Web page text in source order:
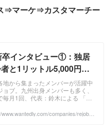
⇒マーケ⇒カスタマーチー
卒インタビュー①：独居
と1リットル5,000円の
限界集落で1年間過ご
齢者の孤独を本気で解決
"と上京した、上妻 潤己
| 新卒社員インタビュー
地から集まったメンバーが活躍中
ョブ。九州出身メンバーも多く、
毎月1回、代表：鈴木による 「社
学生向けに開催しています。 ...本
companies/rejob/p
170739